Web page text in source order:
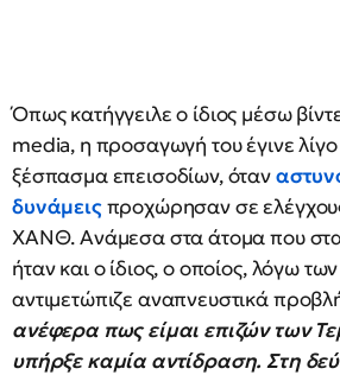
Όπως κατήγγειλε ο ίδιος μέσω
media, η προσαγωγή του έγινε
ξέσπασμα επεισοδίων, όταν
δυνάμειςπροχώρησαν σε
ΧΑΝΘ. Ανάμεσα στα άτομα που
ήταν και ο ίδιος, ο οποίος, λόγω
αντιμετώπιζε αναπνευστικά
ανέφερα πως είμαι επιζών των
υπήρξε καμία αντίδραση. Στη